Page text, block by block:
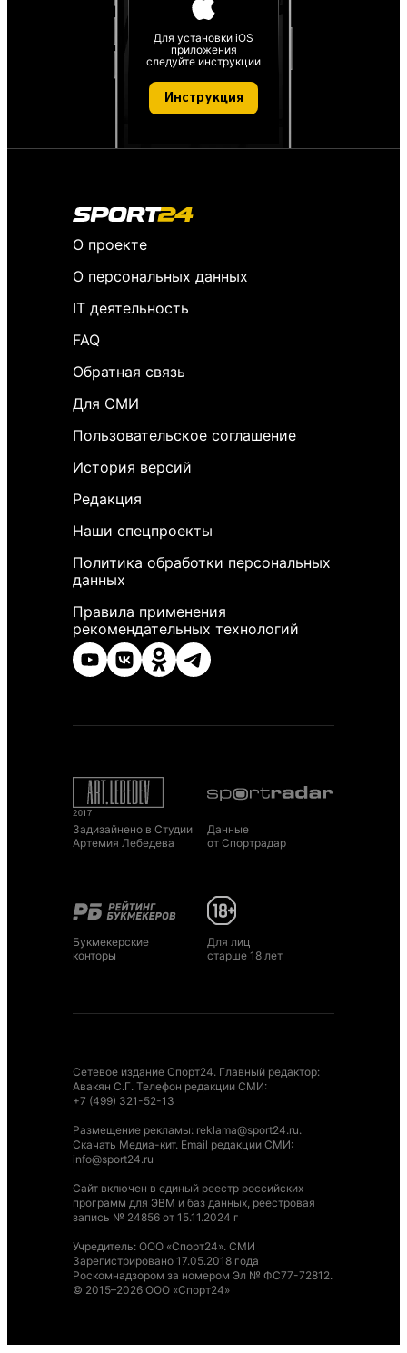
Для установки iOS
приложения
следуйте инструкции
Инструкция
О проекте
О персональных данных
IT деятельность
FAQ
Обратная связь
Для СМИ
Пользовательское соглашение
История версий
Редакция
Наши спецпроекты
Политика обработки персональных
данных
Правила применения
рекомендательных технологий
Задизайнено в Студии
Артемия Лебедева
Данные
от Спортрадар
Букмекерские
конторы
Для лиц
старше 18 лет
Сетевое издание Спорт24. Главный редактор:
Авакян С.Г. Телефон редакции СМИ:
+7 (499) 321-52-13
Размещение рекламы: reklama@sport24.ru.
Скачать Медиа-кит. Email редакции СМИ:
info@sport24.ru
Сайт включен в единый реестр российских
программ для ЭВМ и баз данных, реестровая
запись № 24856 от 15.11.2024 г
Учредитель: ООО «Спорт24». СМИ
Зарегистрировано 17.05.2018 года
Роскомнадзором за номером Эл № ФС77-72812.
© 2015–2026 ООО «Спорт24»